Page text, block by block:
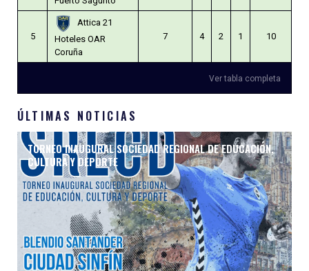
5
Attica 21
Hoteles OAR
Coruña
7 4 2 1 10
Ver tabla completa
ÚLTIMAS NOTICIAS
TORNEO INAUGURAL SOCIEDAD REGIONAL DE EDUCACIÓN,
CULTURA Y DEPORTE